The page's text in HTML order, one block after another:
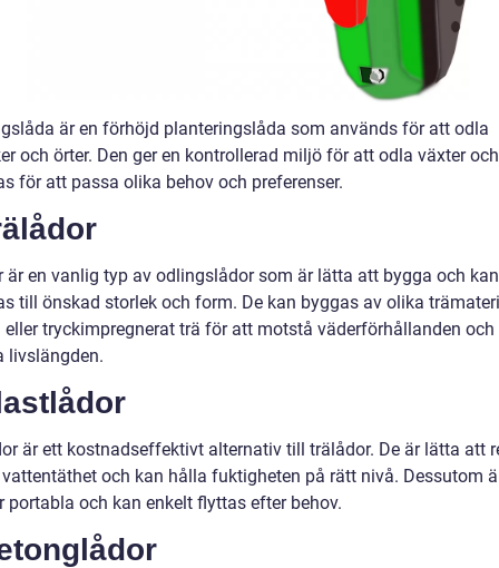
är en förhöjd planteringslåda som används för att odla
och örter. Den ger en kontrollerad miljö för att odla växter
för att passa olika behov och preferenser.
är en vanlig typ av odlingslådor som är lätta att bygga och kan
till önskad storlek och form. De kan byggas av olika
eller tryckimpregnerat trä för att motstå väderförhållanden och
livslängden.
är ett kostnadseffektivt alternativ till trälådor. De är lätta att
och kan hålla fuktigheten på rätt nivå. Dessutom
portabla och kan enkelt flyttas efter behov.